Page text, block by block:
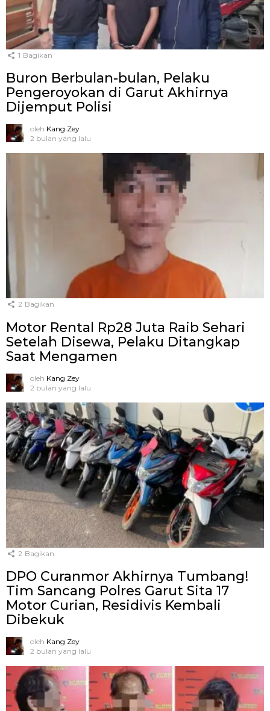
1 Bagikan
Buron Berbulan-bulan, Pelaku
Pengeroyokan di Garut Akhirnya
Dijemput Polisi
oleh Kang Zey
2 bulan yang lalu
2 Bagikan
Motor Rental Rp28 Juta Raib Sehari
Setelah Disewa, Pelaku Ditangkap
Saat Mengamen
oleh Kang Zey
2 bulan yang lalu
2 Bagikan
DPO Curanmor Akhirnya Tumbang!
Tim Sancang Polres Garut Sita 17
Motor Curian, Residivis Kembali
Dibekuk
oleh Kang Zey
2 bulan yang lalu